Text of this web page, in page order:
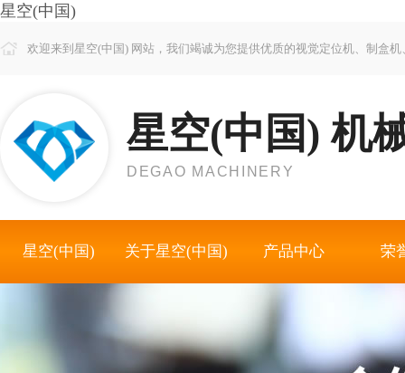
星空(中国)
欢迎来到星空(中国) 网站，我们竭诚为您提供优质的视觉定位机、制盒
星空(中国) 机
DEGAO MACHINERY
星空(中国) 关于星空(中国) 产品中心 荣